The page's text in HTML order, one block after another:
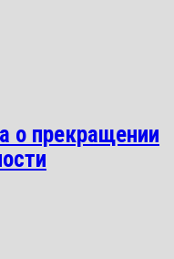
о прекращении